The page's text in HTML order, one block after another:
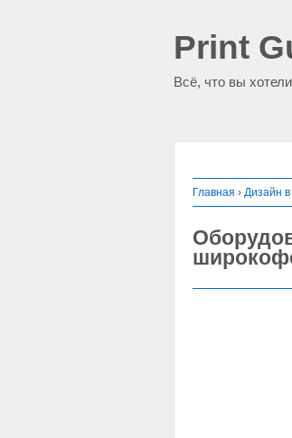
Print
Всё, что вы
Главная › Дизайн